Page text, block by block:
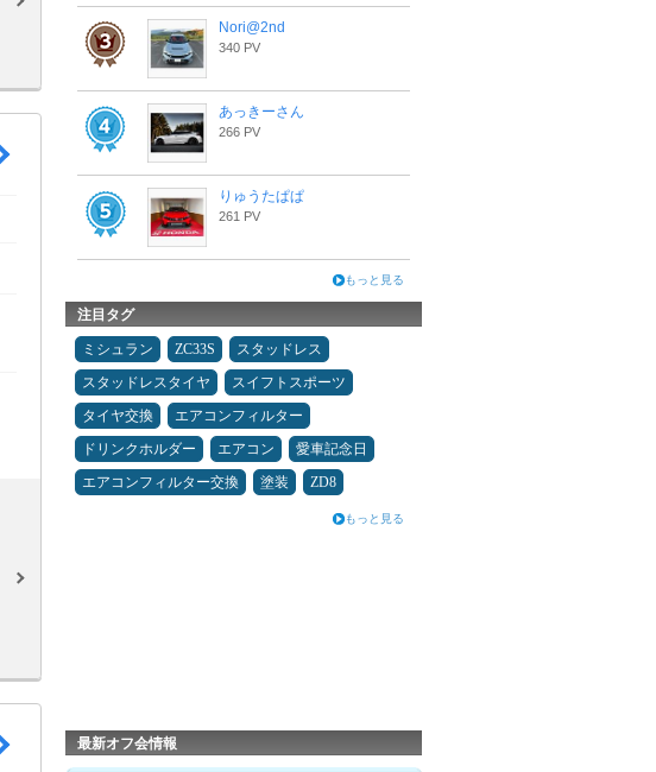
Nori@2nd
340 PV
あっきーさん
266 PV
りゅうたぱぱ
261 PV
もっと見る
注目タグ
ミシュラン ZC33S
スタッドレス
スタッドレスタイヤ
スイフトスポーツ
タイヤ交換
エアコンフィルター
ドリンクホルダー
エアコン
愛車記念日
エアコンフィルター交換
塗装 ZD8
もっと見る
最新オフ会情報